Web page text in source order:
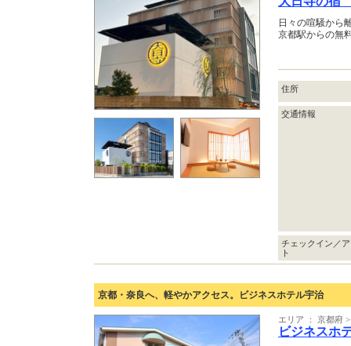
日々の喧騒から
京都駅からの無
住所
交通情報
チェックイン／
ト
京都・奈良へ、軽やかアクセス。ビジネスホテル宇治
エリア ： 京都府
ビジネスホ